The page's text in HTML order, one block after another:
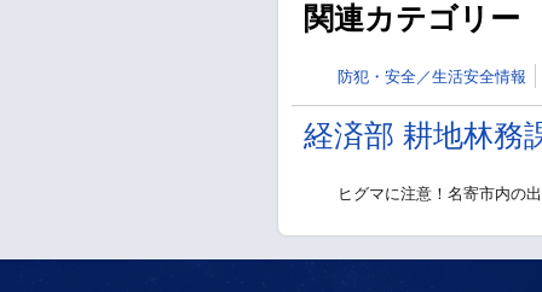
関連カテゴリー
防犯・安全／生活安全情報
経済部 耕地林務
ヒグマに注意！名寄市内の